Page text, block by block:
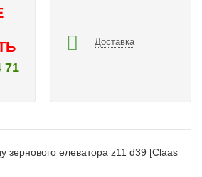
71
Доставка
зернового елеватора z11 d39 [Claas